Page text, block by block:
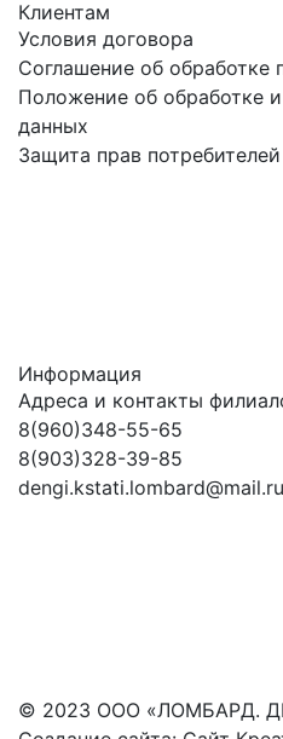
Клиентам
Условия договора
Соглашение об обработке
Положение об обработке
данных
Защита прав потребителей
Информация
Адреса и контакты
8(960)348-55-65
8(903)328-39-85
dengi.kstati.lombard@mail.ru
© 2023 ООО «ЛОМБАРД.